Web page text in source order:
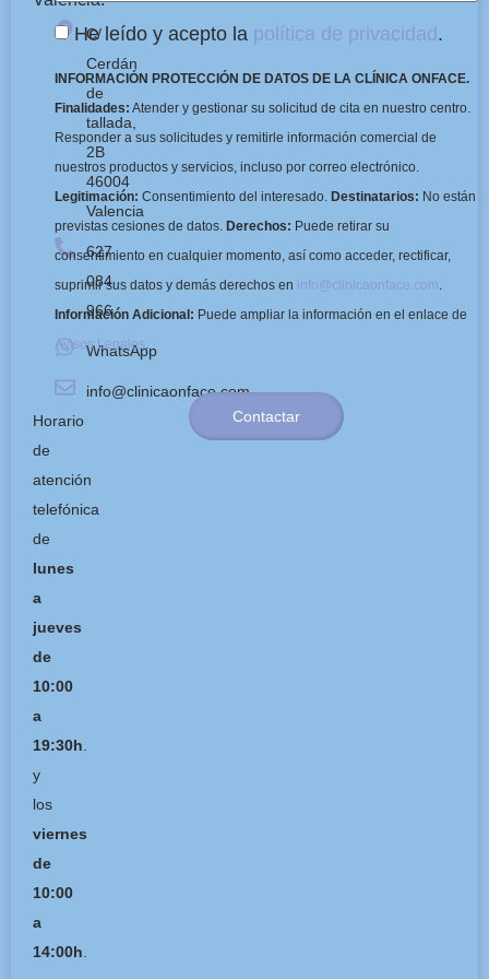
C/
Cerdán
de
tallada,
2B
46004
Valencia
627
084
966
WhatsApp
info@clinicaonface.com
Horario
de
atención
telefónica
de
lunes
a
jueves
de
10:00
a
19:30h
y
los
viernes
de
10:00
a
14:00h
He leído y acepto la política de privacidad.
INFORMACIÓN PROTECCIÓN DE DATOS DE LA CLÍNICA ONFACE.
Finalidades: Atender y gestionar su solicitud de cita en nuestro centro.
Responder a sus solicitudes y remitirle información comercial de
nuestros productos y servicios, incluso por correo electrónico.
Legitimación: Consentimiento del interesado. Destinatarios: No están
previstas cesiones de datos. Derechos: Puede retirar su
consentimiento en cualquier momento, así como acceder, rectificar,
suprimir sus datos y demás derechos en info@clinicaonface.com.
Información Adicional: Puede ampliar la información en el enlace de
Avisos Legales.
Contactar